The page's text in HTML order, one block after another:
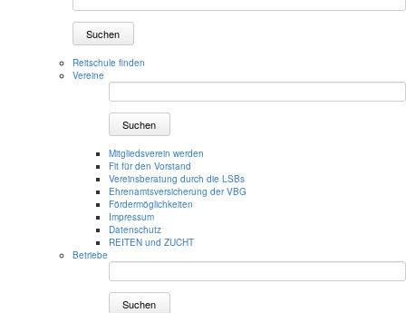
Suchen
Reitschule finden
Vereine
Suchen
Mitgliedsverein werden
Fit für den Vorstand
Vereinsberatung durch die LSBs
Ehrenamtsversicherung der VBG
Fördermöglichkeiten
Impressum
Datenschutz
REITEN und ZUCHT
Betriebe
Suchen